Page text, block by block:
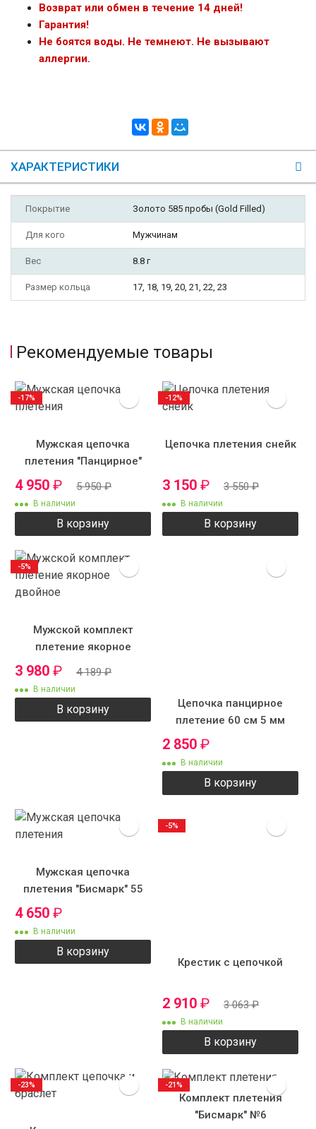
Возврат или обмен в течение 14 дней!
Гарантия!
Не боятся воды. Не темнеют. Не вызывают
аллергии.
ХАРАКТЕРИСТИКИ
Покрытие Золото 585 пробы (Gold Filled)
Для кого Мужчинам
Вес 8.8 г
Размер кольца 17, 18, 19, 20, 21, 22, 23
Рекомендуемые товары
Мужская цепочка
плетения "Панцирное"
4 950 ₽ 5 950₽
В наличии
В корзину
-17%
Цепочка плетения снейк
3 150 ₽ 3 550₽
В наличии
В корзину
-12%
Мужской комплект
плетение якорное
двойное
3 980 ₽ 4 189₽
В наличии
В корзину
-5%
Цепочка панцирное
плетение 60 см 5 мм
2 850 ₽
В наличии
В корзину
Мужская цепочка
плетения "Бисмарк" 55
4 650 ₽
В наличии
В корзину
Крестик с цепочкой
2 910 ₽ 3 063₽
В наличии
В корзину
-5%
-23%
Комплект плетения
"Бисмарк" №6
-21%